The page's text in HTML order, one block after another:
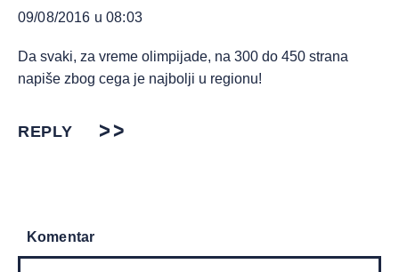
09/08/2016 u 08:03
Da svaki, za vreme olimpijade, na 300 do 450 strana
napiše zbog cega je najbolji u regionu!
REPLY
Komentar